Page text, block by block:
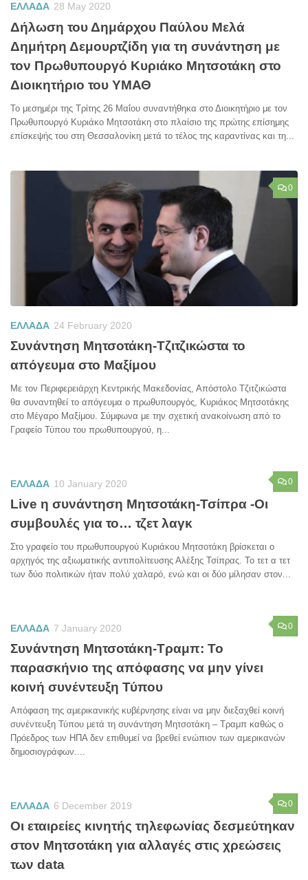
ΕΛΛΑΔΑ 28 May 2020
Δήλωση του Δημάρχου Παύλου Μελά
Δημήτρη Δεμουρτζίδη για τη συνάντηση με
τον Πρωθυπουργό Κυριάκο Μητσοτάκη στο
Διοικητήριο του ΥΜΑΘ
Το μεσημέρι της Τρίτης 26 Μαΐου συναντήθηκα στο Διοικητήριο με τον
Πρωθυπουργό Κυριάκο Μητσοτάκη στο πλαίσιο της πρώτης επίσημης
επίσκεψής του στη Θεσσαλονίκη μετά το τέλος της καραντίνας και τη...
0
ΕΛΛΑΔΑ 24 February 2020
Συνάντηση Μητσοτάκη-Τζιτζικώστα το
απόγευμα στο Μαξίμου
Με τον Περιφερειάρχη Κεντρικής Μακεδονίας, Απόστολο Τζιτζικώστα
θα συναντηθεί το απόγευμα ο πρωθυπουργός, Κυριάκος Μητσοτάκης
στο Μέγαρο Μαξίμου. Σύμφωνα με την σχετική ανακοίνωση από το
Γραφείο Τύπου του πρωθυπουργού, η...
0
ΕΛΛΑΔΑ 10 January 2020
Live η συνάντηση Μητσοτάκη-Τσίπρα -Οι
συμβουλές για το… τζετ λαγκ
Στο γραφείο του πρωθυπουργού Κυριάκου Μητσοτάκη βρίσκεται ο
αρχηγός της αξιωματικής αντιπολίτευσης Αλέξης Τσίπρας. Το τετ α τετ
των δύο πολιτικών ήταν πολύ χαλαρό, ενώ και οι δύο μίλησαν στον...
0
ΕΛΛΑΔΑ 7 January 2020
Συνάντηση Μητσοτάκη-Τραμπ: Το
παρασκήνιο της απόφασης να μην γίνει
κοινή συνέντευξη Τύπου
Απόφαση της αμερικανικής κυβέρνησης είναι να μην διεξαχθεί κοινή
συνέντευξη Τύπου μετά τη συνάντηση Μητσοτάκη – Τραμπ καθώς ο
Πρόεδρος των ΗΠΑ δεν επιθυμεί να βρεθεί ενώπιον των αμερικανών
δημοσιογράφων....
0
ΕΛΛΑΔΑ 6 December 2019
Οι εταιρείες κινητής τηλεφωνίας δεσμεύτηκαν
στον Μητσοτάκη για αλλαγές στις χρεώσεις
των data